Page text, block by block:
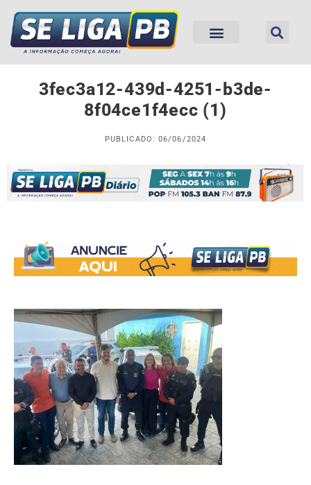
3fec3a12-439d-4251-b3de-
8f04ce1f4ecc (1)
PUBLICADO: 06/06/2024